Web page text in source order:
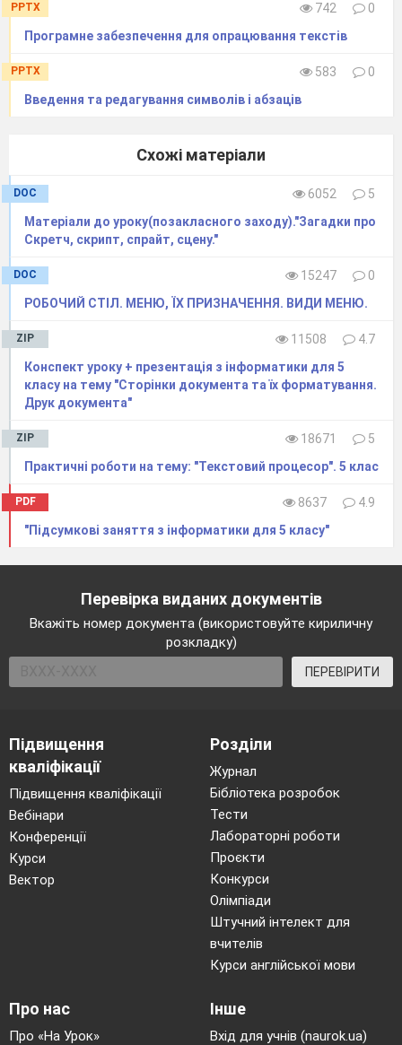
PPTX 742
0
Програмне забезпечення для опрацювання текстів
PPTX 583
0
Введення та редагування символів і абзаців
Схожі матеріали
DOC 6052
5
Матеріали до уроку(позакласного заходу)."Загадки про
Скретч, скрипт, спрайт, сцену."
DOC 15247
0
РОБОЧИЙ СТІЛ. МЕНЮ, ЇХ ПРИЗНАЧЕННЯ. ВИДИ МЕНЮ.
ZIP 11508
4.7
Конспект уроку + презентація з інформатики для 5
класу на тему "Сторінки документа та їх форматування.
Друк документа"
ZIP 18671
5
Практичні роботи на тему: "Текстовий процесор". 5 клас
PDF 8637
4.9
"Підсумкові заняття з інформатики для 5 класу"
Перевірка виданих документів
Вкажіть номер документа (використовуйте кириличну
розкладку)
ПЕРЕВІРИТИ
Підвищення
кваліфікації
Підвищення кваліфікації
Вебінари
Конференції
Курси
Вектор
Розділи
Журнал
Бібліотека розробок
Тести
Лабораторні роботи
Проєкти
Конкурси
Олімпіади
Штучний інтелект для
вчителів
Курси англійської мови
Про нас
Про «На Урок»
Інше
Вхід для учнів (naurok.ua)